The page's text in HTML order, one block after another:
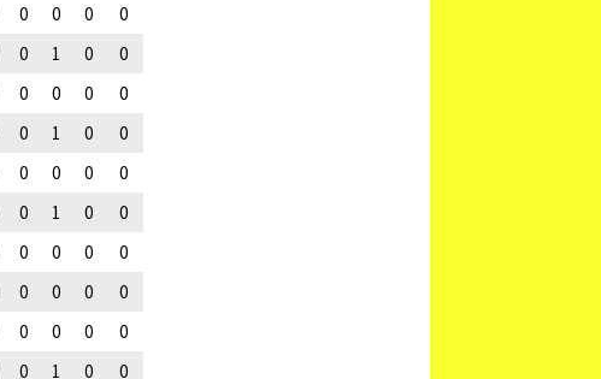
0 0 0
0
0 1 0
0
0 0 0
0
0 1 0
0
0 0 0
0
0 1 0
0
0 0 0
0
0 0 0
0
0 0 0
0
0 1 0 0